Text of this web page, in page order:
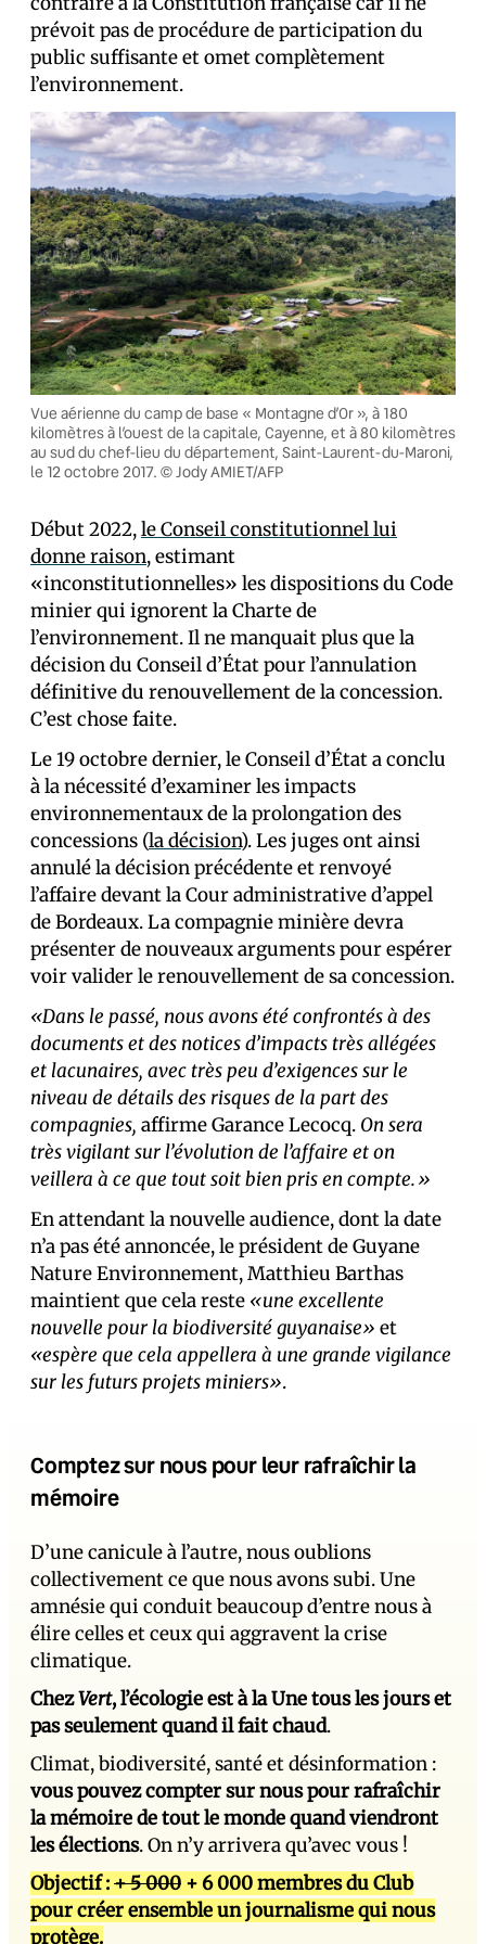
prévoit pas de procédure de participation du
public suffisante et omet complètement
l’environnement.
Vue aérienne du camp de base « Montagne d’Or », à 180
kilomètres à l’ouest de la capitale, Cayenne, et à 80 kilomètres
au sud du chef-lieu du département, Saint-Laurent-du-Maroni,
le 12 octobre 2017. © Jody AMIET/AFP
Début 2022,le Conseil constitutionnel lui
donne raison, estimant
«inconstitutionnelles» les dispositions du Code
minier qui ignorent la Charte de
l’environnement. Il ne manquait plus que la
décision du Conseil d’État pour l’annulation
définitive du renouvellement de la concession.
C’est chose faite.
Le 19 octobre dernier, le Conseil d’État a conclu
à la nécessité d’examiner les impacts
environnementaux de la prolongation des
concessions (la décision). Les juges ont ainsi
annulé la décision précédente et renvoyé
l’affaire devant la Cour administrative d’appel
de Bordeaux. La compagnie minière devra
présenter de nouveaux arguments pour espérer
voir valider le renouvellement de sa concession.
«Dans le passé, nous avons été confrontés à des
documents et des notices d’impacts très allégées
et lacunaires, avec très peu d’exigences sur le
niveau de détails des risques de la part des
compagnies, affirme Garance Lecocq. On sera
très vigilant sur l’évolution de l’affaire et on
veillera à ce que tout soit bien pris en compte.»
En attendant la nouvelle audience, dont la date
n’a pas été annoncée, le président de Guyane
Nature Environnement, Matthieu Barthas
maintient que cela reste «une excellente
nouvelle pour la biodiversité guyanaise» et
«espère que cela appellera à une grande vigilance
sur les futurs projets miniers».
Comptez sur nous pour leur rafraîchir la
mémoire
D’une canicule à l’autre, nous oublions
collectivement ce que nous avons subi. Une
amnésie qui conduit beaucoup d’entre nous à
élire celles et ceux qui aggravent la crise
climatique.
ChezVert, l’écologie est à la Une tous les jours et
pas seulement quand il fait chaud.
Climat, biodiversité, santé et désinformation :
vous pouvez compter sur nous pour rafraîchir
la mémoire de tout le monde quand viendront
les élections. On n’y arrivera qu’avec vous !
Objectif :+ 5 000 + 6 000 membres du Club
pour créer ensemble un journalisme qui nous
protège.